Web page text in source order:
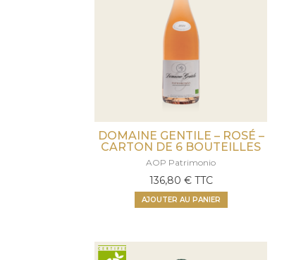
DOMAINE GENTILE – ROSÉ –
CARTON DE 6 BOUTEILLES
AOP Patrimonio
136,80 € TTC
AJOUTER AU PANIER